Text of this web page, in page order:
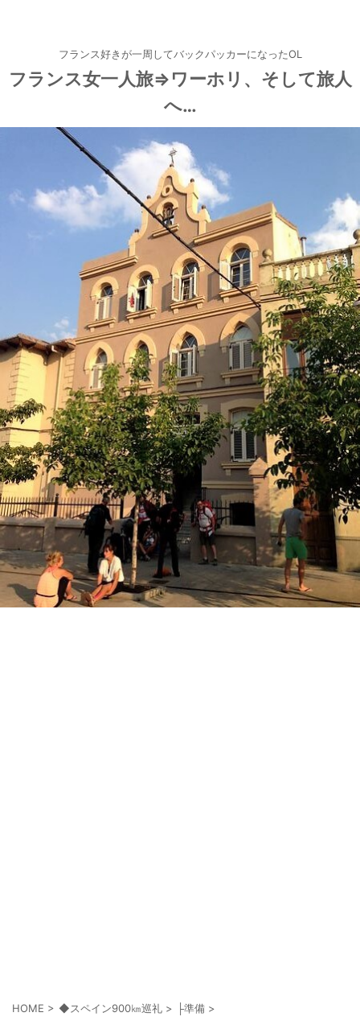
フランス好きが一周してバックパッカーになったOL
フランス女一人旅⇒ワーホリ、そして旅人
へ…
HOME > ◆スペイン900㎞巡礼 > ├準備 >